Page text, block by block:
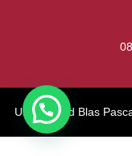
Universidad Blas